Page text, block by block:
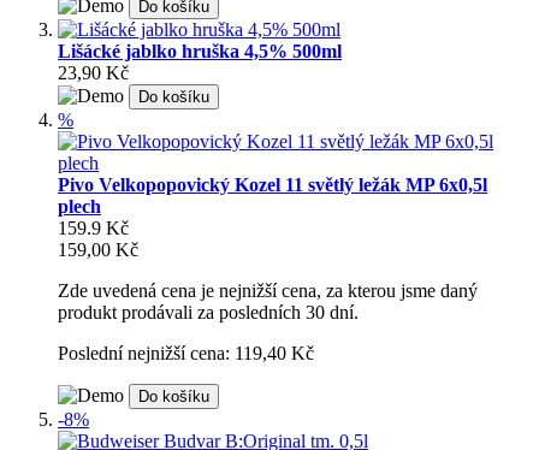
Do košíku
Lišácké jablko hruška 4,5% 500ml
23,90 Kč
Do košíku
%
Pivo Velkopopovický Kozel 11 světlý ležák MP 6x0,5l
plech
159.9 Kč
159,00 Kč
Zde uvedená cena je nejnižší cena, za kterou jsme daný
produkt prodávali za posledních 30 dní.
Poslední nejnižší cena: 119,40 Kč
Do košíku
-8%